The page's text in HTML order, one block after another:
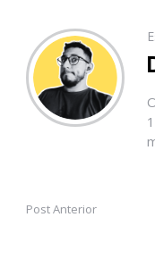
Post
Post Anterior